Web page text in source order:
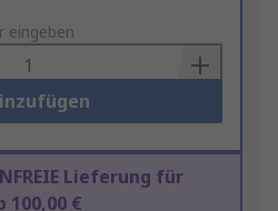
eingeben
Lieferung für
100,00 €